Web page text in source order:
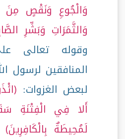
وَالْجُوعِ وَنَقْصٍ مِنَ
وَالثَّمَرَاتِ وَبَشِّرِ
وقوله تعالى
المنافقين لرسول
لبعض الغزوات:
أَلا فِي الْفِتْنَةِ
لَمُحِيطَةٌ بِالْكَافِرِينَ